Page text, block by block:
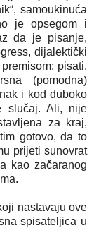
samoukinuća
je opsegom i
da je pisanje,
dijalektički
pisati,
(pomodna)
i kod duboko
slučaj. Ali, nije
za kraj,
gotovo, da to
prijeti sunovrat
kao začaranog
nastavaju ove
spisateljica u